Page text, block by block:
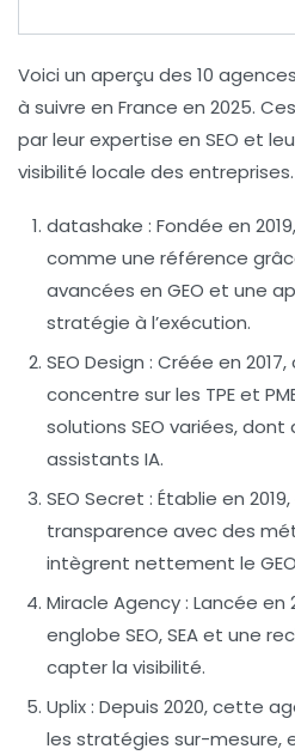
Voici un aperçu des 10
à suivre en France en 2025.
par leur expertise en SEO et
visibilité locale des entreprises.
datashake : Fondée en
comme une référence
avancées en GEO et une
stratégie à l’exécution.
SEO Design : Créée en
concentre sur les TPE et
solutions SEO variées,
assistants IA.
SEO Secret : Établie en
transparence avec des
intègrent nettement le GEO
Miracle Agency: Lancée en
englobe SEO, SEA et une
capter la visibilité.
Uplix: Depuis 2020, cette
les stratégies sur-mesure,